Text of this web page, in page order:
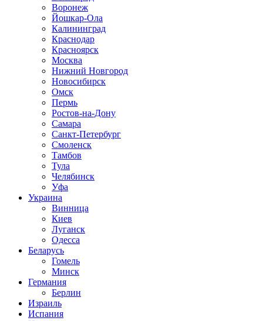
Воронеж
Йошкар-Ола
Калининград
Краснодар
Красноярск
Москва
Нижний Новгород
Новосибирск
Омск
Пермь
Ростов-на-Дону
Самара
Санкт-Петербург
Смоленск
Тамбов
Тула
Челябинск
Уфа
Украина
Винница
Киев
Луганск
Одесса
Беларусь
Гомель
Минск
Германия
Берлин
Израиль
Испания